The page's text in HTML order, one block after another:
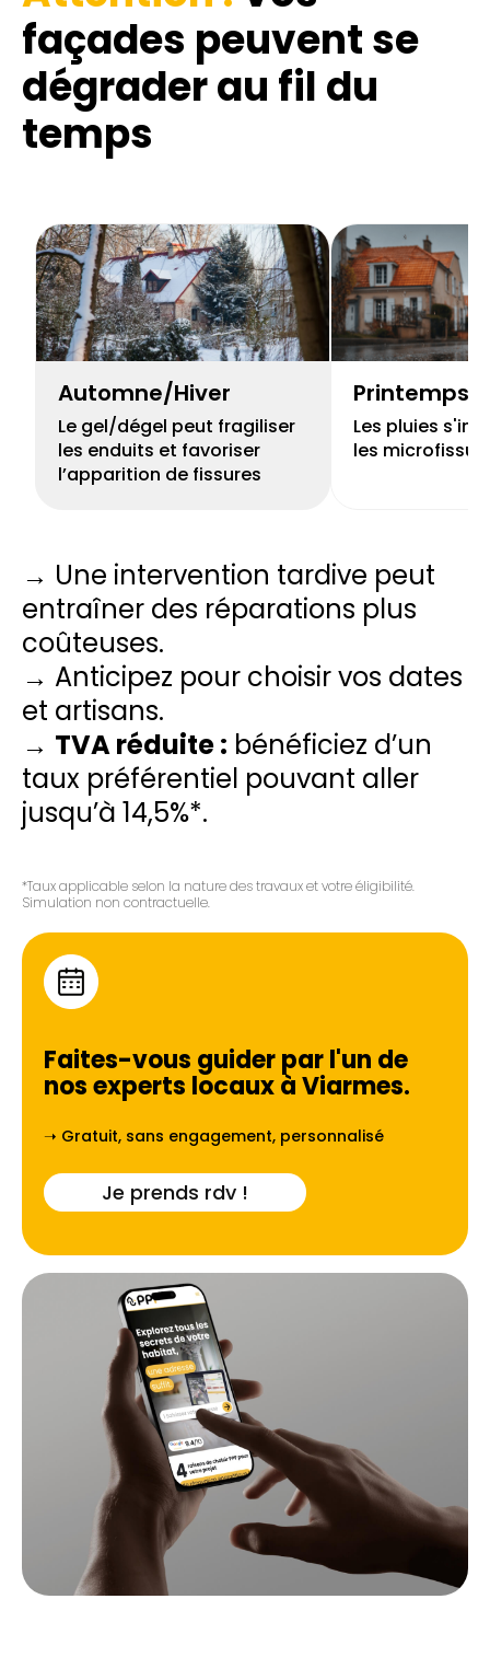
façades peuvent se
dégrader au fil du
temps
Automne/Hiver
Le gel/dégel peut fragiliser
les enduits et favoriser
l’apparition de fissures
Printemps
Les pluies
les
→ Une intervention tardive peut
entraîner des réparations plus
coûteuses.
→ Anticipez pour choisir vos dates
et artisans.
→ TVA réduite : bénéficiez d’un
taux préférentiel pouvant aller
jusqu’à 14,5%*.
*Taux applicable selon la nature des travaux et votre éligibilité.
Simulation non contractuelle.
Faites-vous guider par l'un de
nos experts locaux àViarmes.
➝ Gratuit, sans engagement, personnalisé
Je prends rdv !